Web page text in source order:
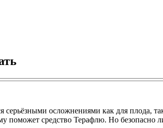
серьёзными осложнениями как для плода,
поможет средство Терафлю. Но безопасно